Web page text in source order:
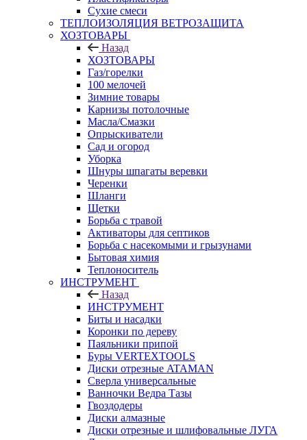
Сухие смеси
ТЕПЛОИЗОЛЯЦИЯ ВЕТРОЗАЩИТА
ХОЗТОВАРЫ
Назад
ХОЗТОВАРЫ
Газ/горелки
100 мелочей
Зимние товары
Карнизы потолочные
Масла/Смазки
Опрыскиватели
Сад и огород
Уборка
Шнуры шпагаты веревки
Черенки
Шланги
Щетки
Борьба с травой
Активаторы для септиков
Борьба с насекомыми и грызунами
Бытовая химия
Теплоноситель
ИНСТРУМЕНТ
Назад
ИНСТРУМЕНТ
Биты и насадки
Коронки по дереву
Паяльники припой
Буры VERTEXTOOLS
Диски отрезные ATAMAN
Сверла универсальные
Ванночки Ведра Тазы
Гвоздодеры
Диски алмазные
Диски отрезные и шлифовальные ЛУГА